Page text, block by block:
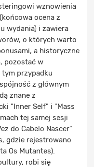
wznowienia
ocena z
wydania) i zawiera
o których warto
a historyczne
pozostać w
tym przypadku
z głównym
znane z
"Inner Self" i "Mass
tej samej sesji
do Cabelo Nascer"
gdzie rejestrowano
Os Mutantes).
robi się